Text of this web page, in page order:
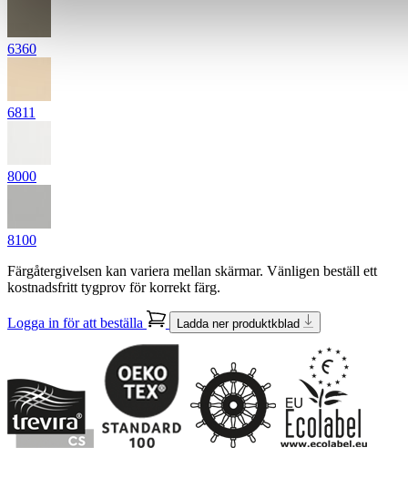
6360
6811
8000
8100
Färgåtergivelsen kan variera mellan skärmar. Vänligen beställ ett
kostnadsfritt tygprov för korrekt färg.
Logga in för att beställa Ladda ner produktkblad